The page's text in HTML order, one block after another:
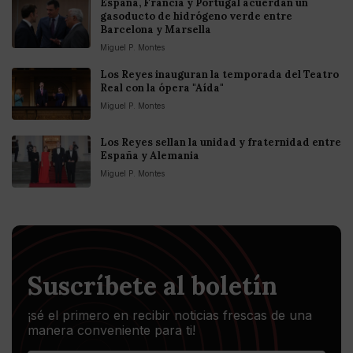
España, Francia y Portugal acuerdan un
gasoducto de hidrógeno verde entre
Barcelona y Marsella
Miguel P. Montes
Los Reyes inauguran la temporada del Teatro
Real con la ópera "Aída"
Miguel P. Montes
Los Reyes sellan la unidad y fraternidad entre
España y Alemania
Miguel P. Montes
Suscríbete al boletín
¡sé el primero en recibir noticias frescas de una
manera conveniente para ti!